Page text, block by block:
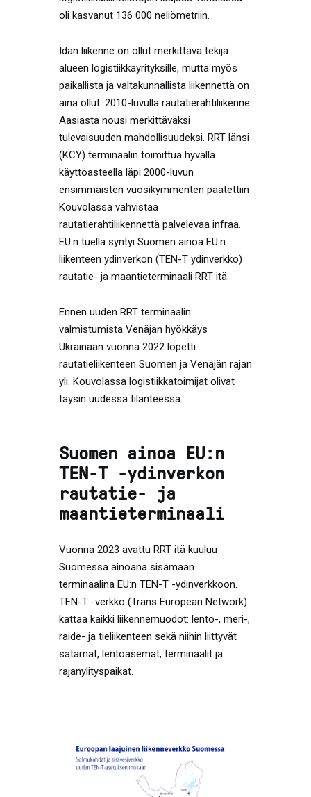
oli kasvanut 136 000 neliömetriin.
Idän liikenne on ollut merkittävä tekijä
alueen logistiikkayrityksille, mutta myös
paikallista ja valtakunnallista liikennettä on
aina ollut. 2010-luvulla rautatierahtiliikenne
Aasiasta nousi merkittäväksi
tulevaisuuden mahdollisuudeksi. RRT länsi
(KCY) terminaalin toimittua hyvällä
käyttöasteella läpi 2000-luvun
ensimmäisten vuosikymmenten päätettiin
Kouvolassa vahvistaa
rautatierahtiliikennettä palvelevaa infraa.
EU:n tuella syntyi Suomen ainoa EU:n
liikenteen ydinverkon (TEN-T ydinverkko)
rautatie- ja maantieterminaali RRT itä.
Ennen uuden RRT terminaalin
valmistumista Venäjän hyökkäys
Ukrainaan vuonna 2022 lopetti
rautatieliikenteen Suomen ja Venäjän rajan
yli. Kouvolassa logistiikkatoimijat olivat
täysin uudessa tilanteessa.
Suomen ainoa EU:n
TEN-T -ydinverkon
rautatie- ja
maantieterminaali
Vuonna 2023 avattu RRT itä kuuluu
Suomessa ainoana sisämaan
terminaalina EU:n TEN-T -ydinverkkoon.
TEN-T -verkko (Trans European Network)
kattaa kaikki liikennemuodot: lento-, meri-,
raide- ja tieliikenteen sekä niihin liittyvät
satamat, lentoasemat, terminaalit ja
rajanylityspaikat.